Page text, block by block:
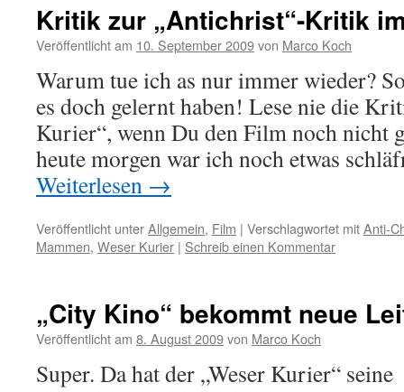
Kritik zur „Antichrist“-Kritik
Veröffentlicht am 10. September 2009von Marco Koch
Warum tue ich as nur immer wieder?
es doch gelernt haben! Lese nie die
Kurier“, wenn Du den Film noch nicht
heute morgen war ich noch etwas
Weiterlesen →
Veröffentlicht unterAllgemein, Film | Verschlagwortet mitAnti-
Mammen, Weser Kurier | Schreib einen Kommentar
„City Kino“ bekommt neue
Veröffentlicht am 8. August 2009von Marco Koch
Super. Da hat der „Weser Kurier“